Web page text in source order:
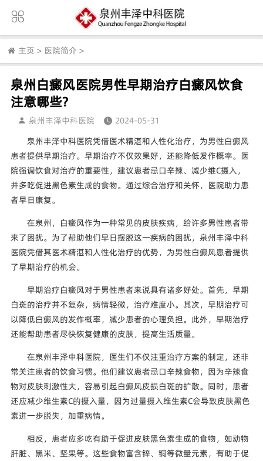
主页 > 医院简介 >
泉州白癜风医院男性早期治疗白癜风饮食
注意哪些?
泉州丰泽中科医院
2024-05-31
泉州丰泽中科医院凭借医术精湛和人性化治疗，为男性白癜风
患者提供早期治疗。早期治疗不仅效果好，还能降低发作概率。医
院强调饮食对治疗的重要性，建议患者忌口辛辣、减少维C摄入，
并多吃促进黑色素生成的食物。通过综合治疗和关怀，医院助力患
者早日康复。
在泉州，白癜风作为一种常见的皮肤疾病，给许多男性患者带
来了困扰。为了帮助他们早日摆脱这一疾病的困扰，泉州丰泽中科
医院凭借其医术精湛和人性化治疗的优势，为男性白癜风患者提供
了早期治疗的机会。
早期治疗白癜风对于男性患者来说具有诸多好处。首先，早期
白斑的治疗并不复杂，病情轻微，治疗难度小。其次，早期治疗可
以降低白癜风的发作概率，减少患者的心理负担。此外，早期治疗
还能帮助患者尽快恢复健康的皮肤，提高生活质量。
在泉州丰泽中科医院，医生们不仅注重治疗方案的制定，还非
常关注患者的饮食习惯。他们建议患者忌口辛辣食物，因为辛辣食
物对皮肤刺激性大，容易引起白癜风皮损白斑的扩散。同时，患者
还应减少维生素C的摄入量，因为过量摄入维生素C会导致皮肤黑色
素进一步脱失，加重病情。
相反，患者应多吃有助于促进皮肤黑色素生成的食物，如动物
肝脏、黑米、坚果等。这些食物富含锌、铜等微量元素，有助于促